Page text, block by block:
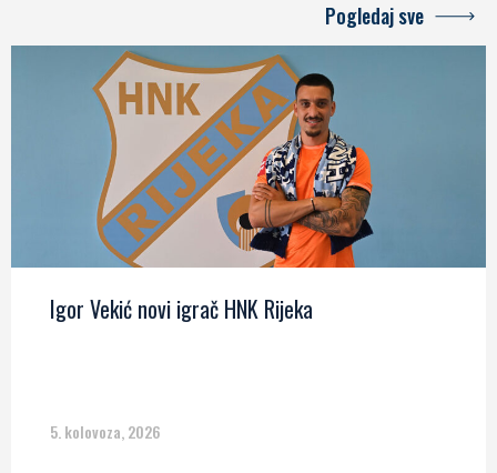
Pogledaj sve
Igor Vekić novi igrač HNK Rijeka
5. kolovoza, 2026